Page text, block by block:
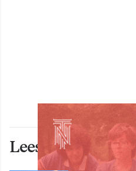
Lees ook deze